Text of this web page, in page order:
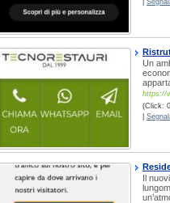
Un
https://
(Click:
Il